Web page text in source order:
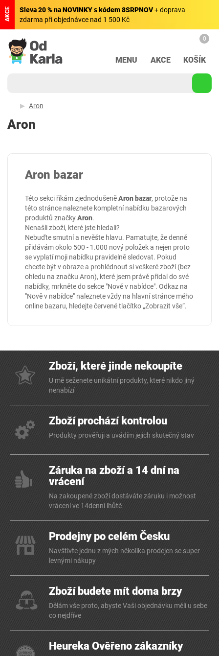
AKCE Sleva 20 % na NOVINKY s kódem 8SRPNOV+ doprava
zdarma při objednávce nad 1 500 Kč
MENU AKCE
0
KOŠÍK
Aron
Aron
Aron bazar
Této sekci říkám zjednodušeněAron bazar, protože na
této stránce naleznete kompletní nabídku bazarových
produktů značkyAron.
Nenašli zboží, které jste hledali?
Nebuďte smutní a nevěšte hlavu. Pamatujte, že denně
přidávám okolo 500 - 1.000 nový položek a nejen proto
se vyplatí moji nabídku pravidelně sledovat. Pokud
chcete být v obraze a prohlédnout si veškeré zboží (bez
ohledu na značku Aron), které jsem právě přidal do své
nabídky, mrkněte do sekce "Nově v nabídce". Odkaz na
"Nově v nabídce" naleznete vždy na hlavní stránce mého
online bazaru, hledejte červené tlačítko „Zobrazit vše“.
Zboží, které jinde nekoupíte
U mě seženete unikátní produkty, které nikdo jiný
nenabízí
Zboží prochází kontrolou
Produkty prověřuji a uvádím jejich skutečný stav
Záruka na zboží a 14 dní na
vrácení
Na zakoupené zboží dostáváte záruku i možnost
vrácení ve 14denní lhůtě
Prodejny po celém Česku
Navštivte jednu z mých několika prodejen se super
levnými nákupy
Zboží budete mít doma brzy
Dělám vše proto, abyste Vaši objednávku měli u sebe
co nejdříve
Heureka Ověřeno zákazníky